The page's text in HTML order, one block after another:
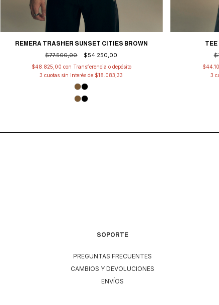
REMERA TRASHER SUNSET CITIES BROWN
$77.500,00
$54.250,00
$48.825,00 con Transferencia o depósito
3 cuotas sin interés de $18.083,33
TEE
3
SOPORTE
PREGUNTAS FRECUENTES
CAMBIOS Y DEVOLUCIONES
ENVÍOS